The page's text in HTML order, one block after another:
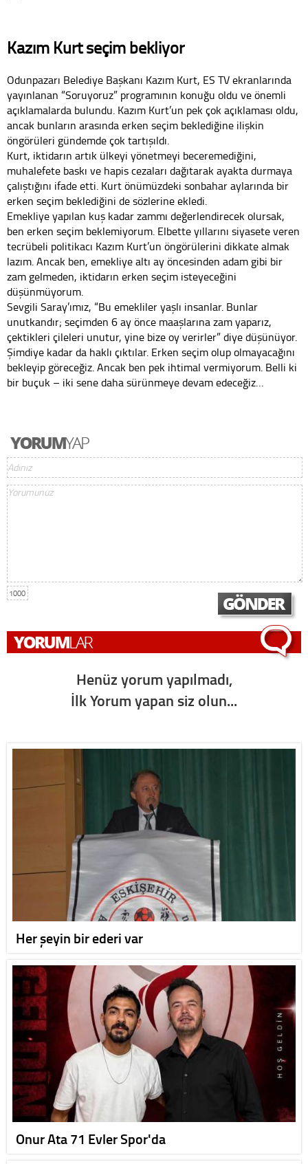
Kazım Kurt seçim bekliyor
Odunpazarı Belediye Başkanı Kazım Kurt, ES TV ekranlarında
yayınlanan “Soruyoruz” programının konuğu oldu ve önemli
açıklamalarda bulundu. Kazım Kurt’un pek çok açıklaması oldu,
ancak bunların arasında erken seçim beklediğine ilişkin
öngörüleri gündemde çok tartışıldı.
Kurt, iktidarın artık ülkeyi yönetmeyi beceremediğini,
muhalefete baskı ve hapis cezaları dağıtarak ayakta durmaya
çalıştığını ifade etti. Kurt önümüzdeki sonbahar aylarında bir
erken seçim beklediğini de sözlerine ekledi.
Emekliye yapılan kuş kadar zammı değerlendirecek olursak,
ben erken seçim beklemiyorum. Elbette yıllarını siyasete veren
tecrübeli politikacı Kazım Kurt’un öngörülerini dikkate almak
lazım. Ancak ben, emekliye altı ay öncesinden adam gibi bir
zam gelmeden, iktidarın erken seçim isteyeceğini
düşünmüyorum.
Sevgili Saray’ımız, “Bu emekliler yaşlı insanlar. Bunlar
unutkandır; seçimden 6 ay önce maaşlarına zam yaparız,
çektikleri çileleri unutur, yine bize oy verirler” diye düşünüyor.
Şimdiye kadar da haklı çıktılar. Erken seçim olup olmayacağını
bekleyip göreceğiz. Ancak ben pek ihtimal vermiyorum. Belli ki
bir buçuk – iki sene daha sürünmeye devam edeceğiz…
1000
Henüz yorum yapılmadı,
İlk Yorum yapan siz olun...
Her şeyin bir ederi var
Onur Ata 71 Evler Spor'da